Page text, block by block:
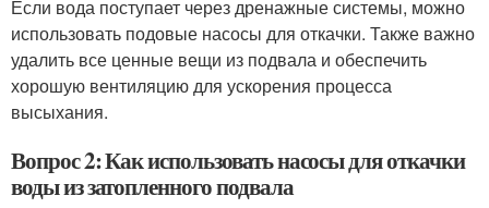
Если вода поступает через дренажные системы, можно
использовать подовые насосы для откачки. Также важно
удалить все ценные вещи из подвала и обеспечить
хорошую вентиляцию для ускорения процесса
высыхания.
Вопрос 2: Как использовать насосы для откачки
воды из затопленного подвала